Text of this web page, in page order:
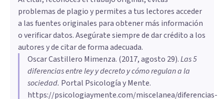
problemas de plagio y permites a tus lectores acceder
a las fuentes originales para obtener más información
o verificar datos. Asegúrate siempre de dar crédito a los
autores y de citar de forma adecuada.
Oscar Castillero Mimenza. (2017, agosto 29).Las 5
diferencias entre ley y decreto y cómo regulan a la
sociedad. Portal Psicología y Mente.
https://psicologiaymente.com/miscelanea/diferencias-